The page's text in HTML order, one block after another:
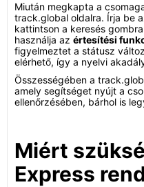
Miután megkapta a
track.global oldalra. Írja be
kattintson a keresés
használja az értesítési
figyelmeztet a státusz
elérhető, így a nyelvi
Összességében a
amely segítséget nyújt a
ellenőrzésében, bárhol is
Miért
Express